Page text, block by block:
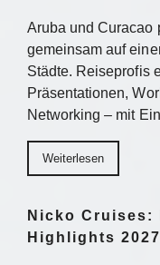
Aruba und Curacao
gemeinsam auf
Städte. Reiseprofis
Präsentationen,
Networking – mit
Weiterlesen
Nicko Cruises:
Highlights